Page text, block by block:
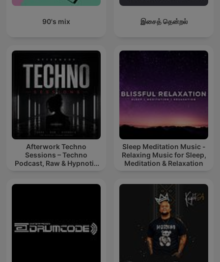
90's mix இசைத் தென்றல்
Afterwork Techno
Sessions – Techno
Podcast, Raw & Hypnotic
Sleep Meditation Music -
Relaxing Music for Sleep,
Meditation & Relaxation